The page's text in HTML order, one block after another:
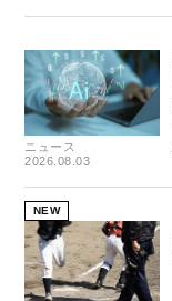
ニュース
2026.08.03
NEW